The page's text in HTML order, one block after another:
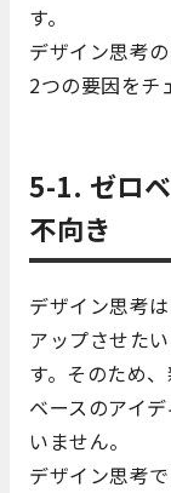
す。
デザイン思考
2つの要因をチ
5-1. ゼロ
不向き
デザイン思考
アップさせた
す。そのため
ベースのアイ
いません。
デザイン思考